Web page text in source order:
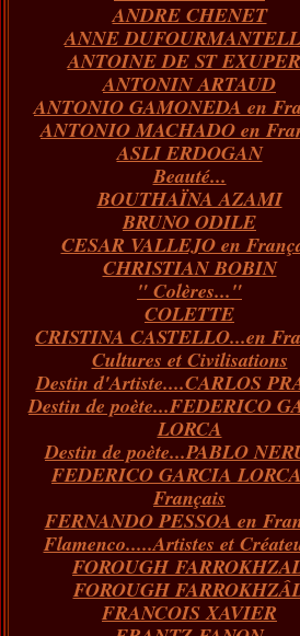
Janvier(60)
Février(68)
Janvier(86)
Mars(65)
Février(70)
Janvier(66)
Avril(76)
Mars(66)
Février(67)
Janvier(73)
Mai(82)
Avril(62)
Mars(66)
Février(55)
Janvier(43)
Juin(84)
Mai(89)
Avril(59)
Mars(73)
Février(54)
Janvier(51)
Juillet(72)
Juin(65)
Mai(97)
Avril(73)
Mars(100)
Février(146)
Janvier(124)
Août(40)
Juillet(31)
Juin(26)
ANDRE CHENET
ANNE
ANTOINE DE ST
ANTONIN ARTAUD
ANTONIO GAMONEDA en
ANTONIO MACHADO en
ASLI ERDOGAN
Beauté...
BOUTHAÏNA AZAMI
BRUNO ODILE
CESAR VALLEJO en
CHRISTIAN BOBIN
" Colères..."
COLETTE
CRISTINA CASTELLO...en
Cultures et Civilisations
Destin d'Artiste....CARLOS
Destin de poète...FEDERICO
LORCA
Destin de poète...PABLO
FEDERICO GARCIA
Français
FERNANDO PESSOA en
Flamenco.....Artistes et
FOROUGH
FOROUGH
FRANCOIS XAVIER